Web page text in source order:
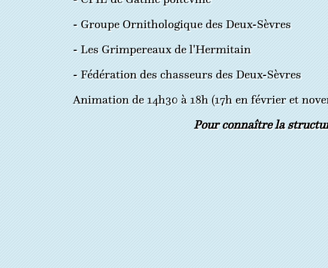
- Groupe Ornithologique des Deux-Sèvres
- Les Grimpereaux de l'Hermitain
- Fédération des chasseurs des Deux-Sèvres
Animation de 14h30 à 18h (17h en février et
Pour connaître la